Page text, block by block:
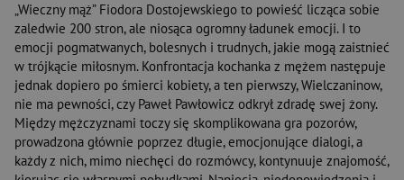
„Wieczny mąż” Fiodora Dostojewskiego to powieść licząca sobie
zaledwie 200 stron, ale niosąca ogromny ładunek emocji. I to
emocji pogmatwanych, bolesnych i trudnych, jakie mogą zaistnieć
w trójkącie miłosnym. Konfrontacja kochanka z mężem następuje
jednak dopiero po śmierci kobiety, a ten pierwszy, Wielczaninow,
nie ma pewności, czy Paweł Pawłowicz odkrył zdradę swej żony.
Między mężczyznami toczy się skomplikowana gra pozorów,
prowadzona głównie poprzez długie, emocjonujące dialogi, a
każdy z nich, mimo niechęci do rozmówcy, kontynuuje znajomość,